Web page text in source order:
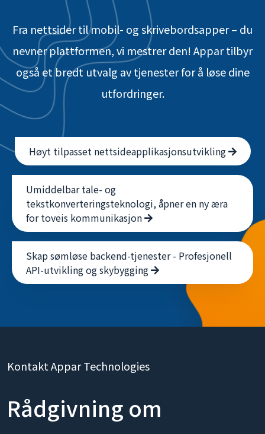
Fra nettsider til mobil- og skrivebordsapper – du
nevner plattformen, vi mestrer den! Appar tilbyr
også et bredt utvalg av tjenester for å løse dine
utfordringer.
Høyt tilpasset nettsideapplikasjonsutvikling
Umiddelbar tale- og
tekstkonverteringsteknologi, åpner en ny æra
for toveis kommunikasjon
Skap sømløse backend-tjenester - Profesjonell
API-utvikling og skybygging
Kontakt Appar Technologies
Rådgivning om